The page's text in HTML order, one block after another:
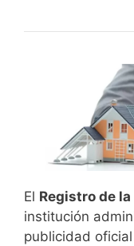
El Registro de
institución
publicidad